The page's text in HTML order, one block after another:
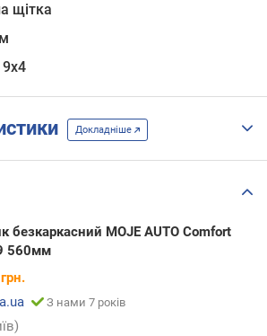
щітка
9x4
Докладніше
безкаркасний MOJE AUTO Comfort
560мм
грн.
З нами 7 років